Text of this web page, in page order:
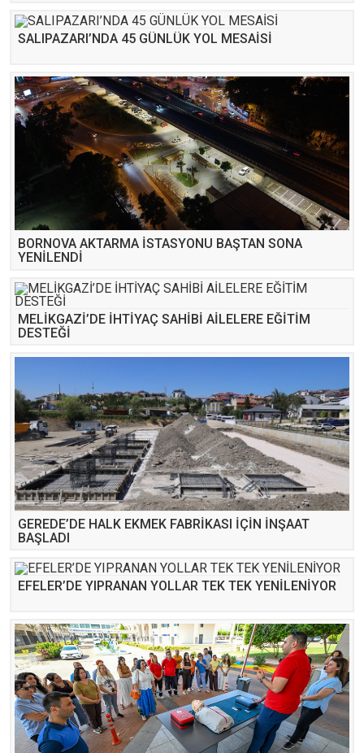
SALIPAZARI’NDA 45 GÜNLÜK YOL MESAİSİ
BORNOVA AKTARMA İSTASYONU BAŞTAN SONA
YENİLENDİ
MELİKGAZİ’DE İHTİYAÇ SAHİBİ AİLELERE EĞİTİM
DESTEĞİ
GEREDE’DE HALK EKMEK FABRİKASI İÇİN İNŞAAT
BAŞLADI
EFELER’DE YIPRANAN YOLLAR TEK TEK YENİLENİYOR